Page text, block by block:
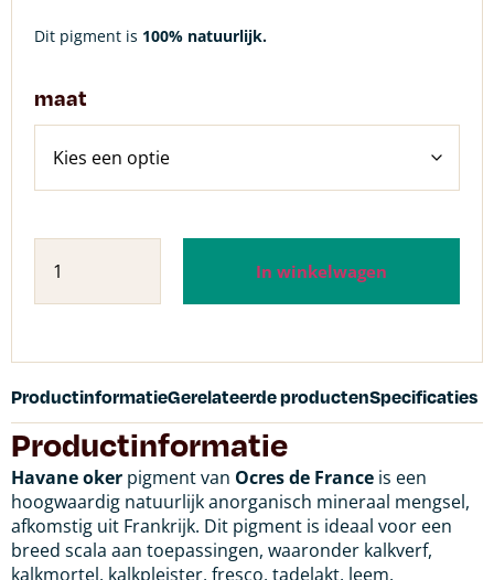
Dit pigment is 100% natuurlijk.
maat
In winkelwagen
ProductinformatieGerelateerde productenSpecificaties
Productinformatie
Havane oker pigment van Ocres de France is een
hoogwaardig natuurlijk anorganisch mineraal mengsel,
afkomstig uit Frankrijk. Dit pigment is ideaal voor een
breed scala aan toepassingen, waaronder kalkverf,
kalkmortel, kalkpleister, fresco, tadelakt, leem,